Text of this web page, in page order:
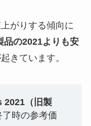
がりする傾向に
の2021よりも安
きています。
（旧製
了時の参考価